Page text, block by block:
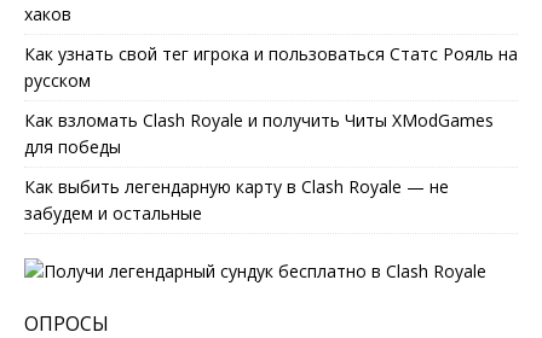
хаков
Как узнать свой тег игрока и пользоваться Статс Рояль на
русском
Как взломать Clash Royale и получить Читы XModGames
для победы
Как выбить легендарную карту в Clash Royale — не
забудем и остальные
ОПРОСЫ